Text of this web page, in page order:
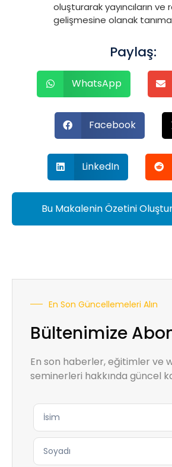
oluşturarak yayıncıların
gelişmesine olanak
Paylaş:
WhatsApp
Facebook
LinkedIn
Bu Makalenin Özetini
En Son Güncellemeleri Alın
Bültenimize
En son haberler, eğitimler ve
seminerleri hakkında güncel